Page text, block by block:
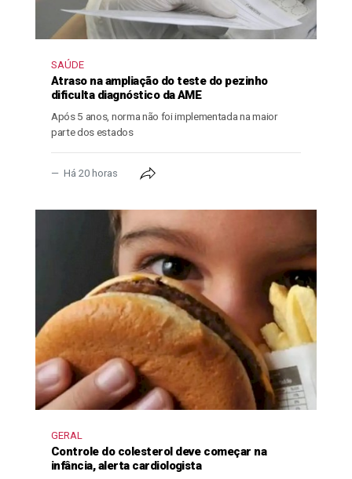
SAÚDE
Atraso na ampliação do teste do pezinho
dificulta diagnóstico da AME
Após 5 anos, norma não foi implementada na maior
parte dos estados
Há 20 horas
GERAL
Controle do colesterol deve começar na
infância, alerta cardiologista